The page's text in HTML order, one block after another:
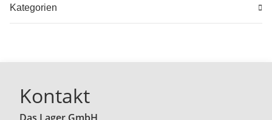
Kategorien
Kontakt